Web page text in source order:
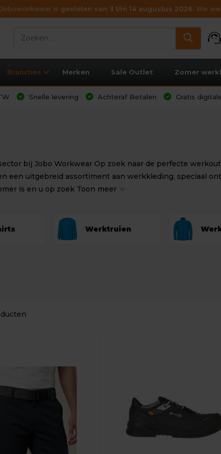
is gesloten van 3 t/m 14 augustus 2026. We
support_agent
Branches Merken Sale Outlet Zomer
Snelle levering Achteraf Betalen Gratis
bij Jobo Workwear Op zoek naar de perfecte
een uitgebreid assortiment aan werkkleding, speciaal
is en u op zoek Toon meer
Werktruien